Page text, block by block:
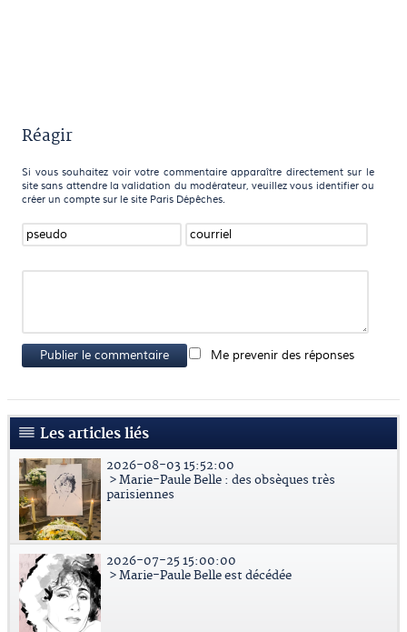
Réagir
Si vous souhaitez voir votre commentaire apparaître directement sur le
site sans attendre la validation du modérateur, veuillez vous identifier ou
créer un compte sur le site Paris Dépêches.
Publier le commentaire Me prevenir des réponses
Les articles liés
2026-08-03 15:52:00
> Marie-Paule Belle : des obsèques très
parisiennes
2026-07-25 15:00:00
> Marie-Paule Belle est décédée